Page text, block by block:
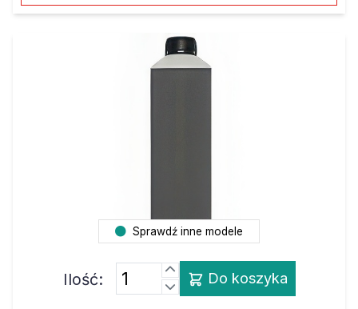
Sprawdź inne modele
Ilość: Do koszyka